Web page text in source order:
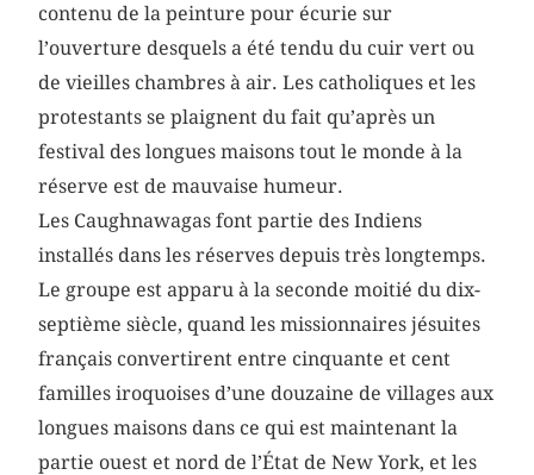
contenu de la peinture pour écurie sur
l’ouverture desquels a été tendu du cuir vert ou
de vieilles chambres à air. Les catholiques et les
protestants se plaignent du fait qu’après un
festival des longues maisons tout le monde à la
réserve est de mauvaise humeur.
Les Caughnawagas font partie des Indiens
installés dans les réserves depuis très longtemps.
Le groupe est apparu à la seconde moitié du dix-
septième siècle, quand les missionnaires jésuites
français convertirent entre cinquante et cent
familles iroquoises d’une douzaine de villages aux
longues maisons dans ce qui est maintenant la
partie ouest et nord de l’État de New York, et les